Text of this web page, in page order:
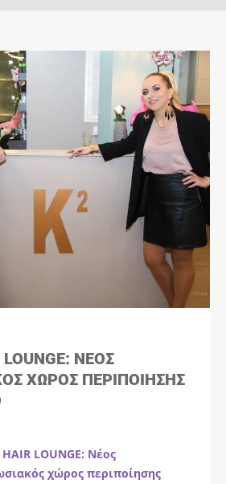
ΝΈΟΣ
ΧΏΡΟΣ ΠΕΡΙΠΟΊΗΣΗΣ
HAIR LOUNGE: Νέος
χώρος περιποίησης